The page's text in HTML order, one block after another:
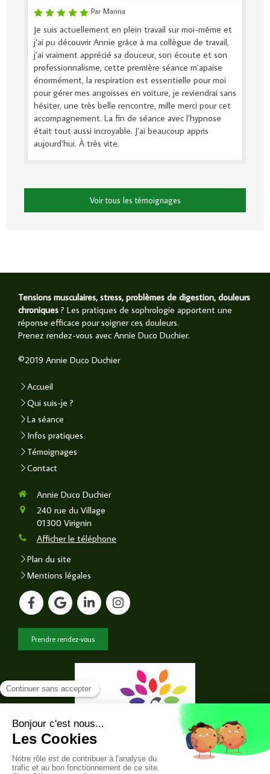
Par Marina
Je suis actuellement en plein travail sur moi-même et
j’ai pu découvrir Annie grâce à ma collègue de travail,
j’ai vraiment apprécié sa douceur, son écoute et son
professionnalisme, cette première séance m’apaise
énormément, la respiration est essentielle pour moi
pour gérer mes angoisses en voiture, je reviendrai sans
hésiter, une très belle rencontre, mille merci pour cet
accompagnement. La fin de séance avec l’hypnose
était tout aussi incroyable. J’ai beaucoup appris
aujourd’hui. À très vite.
Voir tous les témoignages
Tensions musculaires, stress, problèmes de digestion, douleurs
chroniques ? Les pratiques de sophrologie apportent une
réponse efficace pour soigner ces douleurs.
Prenez rendez-vous avec Annie Duco Duchier.
©2019 Annie Duco Duchier
Accueil
Qui suis-je ?
La séance
Infos pratiques
Témoignages
Contact
Annie Duco Duchier
240 rue du Village
01300 Virignin
Afficher le téléphone
Plan du site
Mentions légales
Prendre rendez-vous